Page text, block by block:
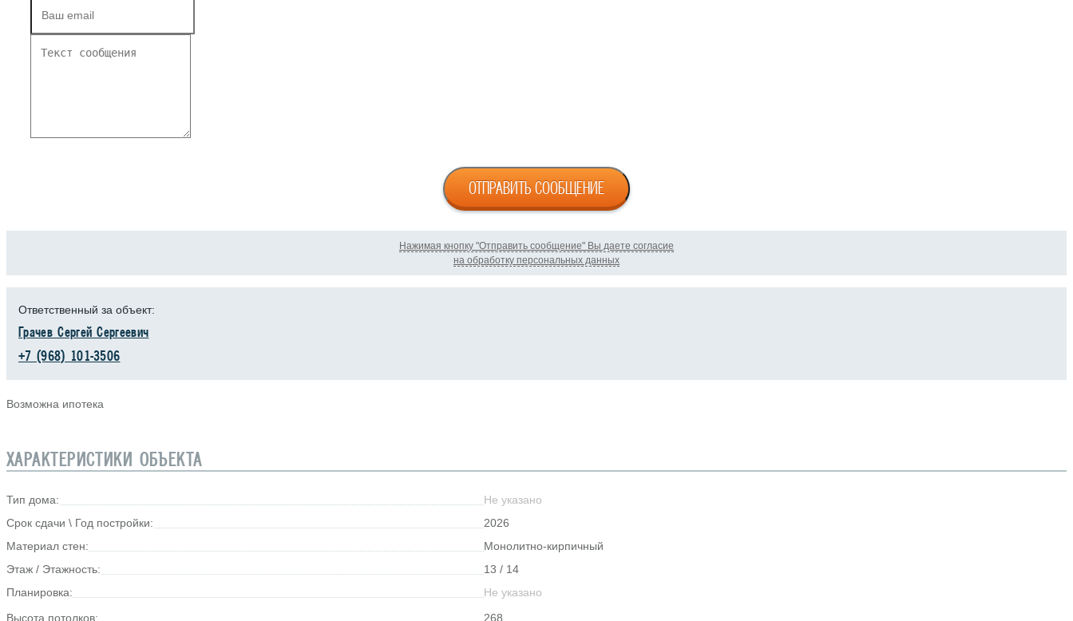
ОТПРАВИТЬ СООБЩЕНИЕ
Нажимая кнопку "Отправить сообщение" Вы даете согласие
на обработку персональных данных
Ответственный за объект:
Грачев Сергей Сергеевич
+7 (968) 101-3506
Возможна ипотека
ХАРАКТЕРИСТИКИ ОБЪЕКТА
Тип дома:
Не указано
Срок сдачи \ Год постройки:
2026
Материал стен:
Монолитно-кирпичный
Этаж / Этажность:
13 / 14
Планировка:
Не указано
Высота потолков:
268